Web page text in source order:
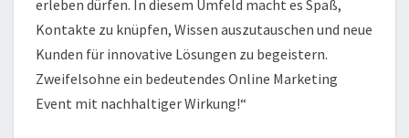
erleben dürfen. In diesem Umfeld macht es Spaß,
Kontakte zu knüpfen, Wissen auszutauschen und neue
Kunden für innovative Lösungen zu begeistern.
Zweifelsohne ein bedeutendes Online Marketing
Event mit nachhaltiger Wirkung!“